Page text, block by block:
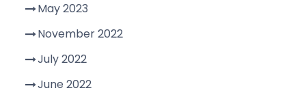
May 2023
November 2022
July 2022
June 2022